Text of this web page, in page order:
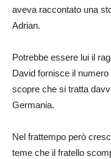
aveva raccontato una
Adrian.
Potrebbe essere lui il
David fornisce il
scopre che si tratta
Germania.
Nel frattempo però
teme che il fratello